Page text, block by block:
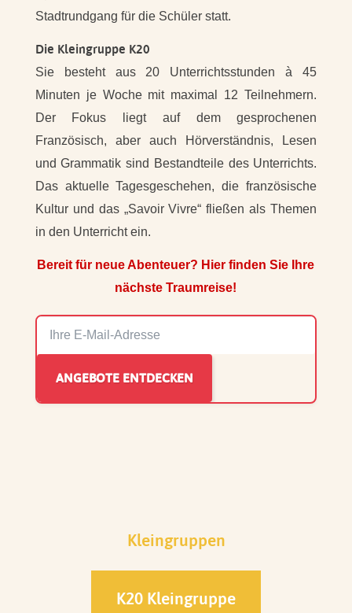
Stadtrundgang für die Schüler statt.
Die Kleingruppe K20
Sie besteht aus 20 Unterrichtsstunden à 45
Minuten je Woche mit maximal 12 Teilnehmern.
Der Fokus liegt auf dem gesprochenen
Französisch, aber auch Hörverständnis, Lesen
und Grammatik sind Bestandteile des Unterrichts.
Das aktuelle Tagesgeschehen, die französische
Kultur und das „Savoir Vivre“ fließen als Themen
in den Unterricht ein.
Bereit für neue Abenteuer? Hier finden Sie Ihre
nächste Traumreise!
Kleingruppen
K20 Kleingruppe